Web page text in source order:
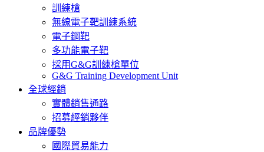
訓練槍
無線電子靶訓練系統
電子鋼靶
多功能電子靶
採用G&G訓練槍單位
G&G Training Development Unit
全球經銷
實體銷售通路
招募經銷夥伴
品牌優勢
國際貿易能力